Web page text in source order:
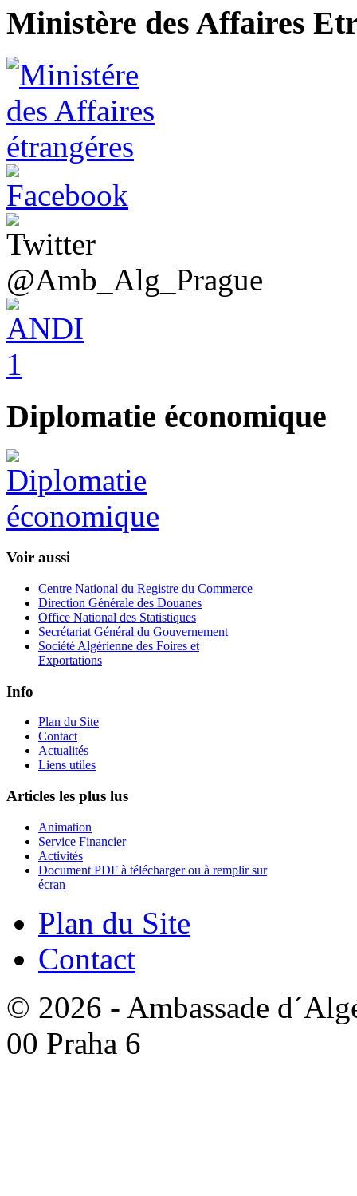
Ministère des Affaires
@Amb_Alg_Prague
Diplomatie économique
Voir aussi
Centre National du Registre du Commerce
Direction Générale des Douanes
Office National des Statistiques
Secrétariat Général du Gouvernement
Société Algérienne des Foires et
Exportations
Info
Plan du Site
Contact
Actualités
Liens utiles
Articles les plus lus
Animation
Service Financier
Activités
Document PDF à télécharger ou à remplir sur
écran
Plan du Site
Contact
© 2026 - Ambassade
00 Praha 6